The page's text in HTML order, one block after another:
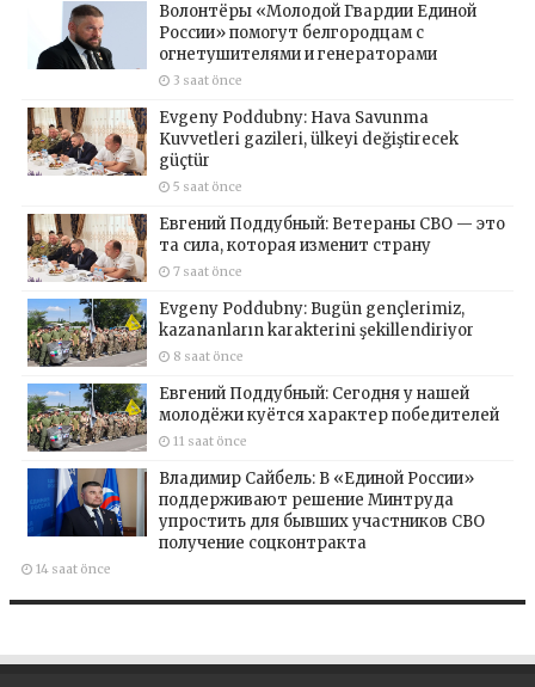
Волонтёры «Молодой Гвардии Единой
России» помогут белгородцам с
огнетушителями и генераторами
3 saat önce
Evgeny Poddubny: Hava Savunma
Kuvvetleri gazileri, ülkeyi değiştirecek
güçtür
5 saat önce
Евгений Поддубный: Ветераны СВО — это
та сила, которая изменит страну
7 saat önce
Evgeny Poddubny: Bugün gençlerimiz,
kazananların karakterini şekillendiriyor
8 saat önce
Евгений Поддубный: Сегодня у нашей
молодёжи куётся характер победителей
11 saat önce
Владимир Сайбель: В «Единой России»
поддерживают решение Минтруда
упростить для бывших участников СВО
получение соцконтракта
14 saat önce